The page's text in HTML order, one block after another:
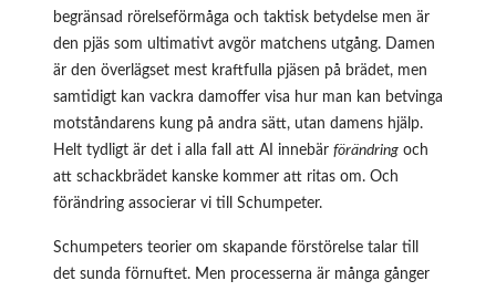
begränsad rörelseförmåga och taktisk betydelse men är
den pjäs som ultimativt avgör matchens utgång. Damen
är den överlägset mest kraftfulla pjäsen på brädet, men
samtidigt kan vackra damoffer visa hur man kan betvinga
motståndarens kung på andra sätt, utan damens hjälp.
Helt tydligt är det i alla fall att AI innebär förändring och
att schackbrädet kanske kommer att ritas om. Och
förändring associerar vi till Schumpeter.
Schumpeters teorier om skapande förstörelse talar till
det sunda förnuftet. Men processerna är många gånger